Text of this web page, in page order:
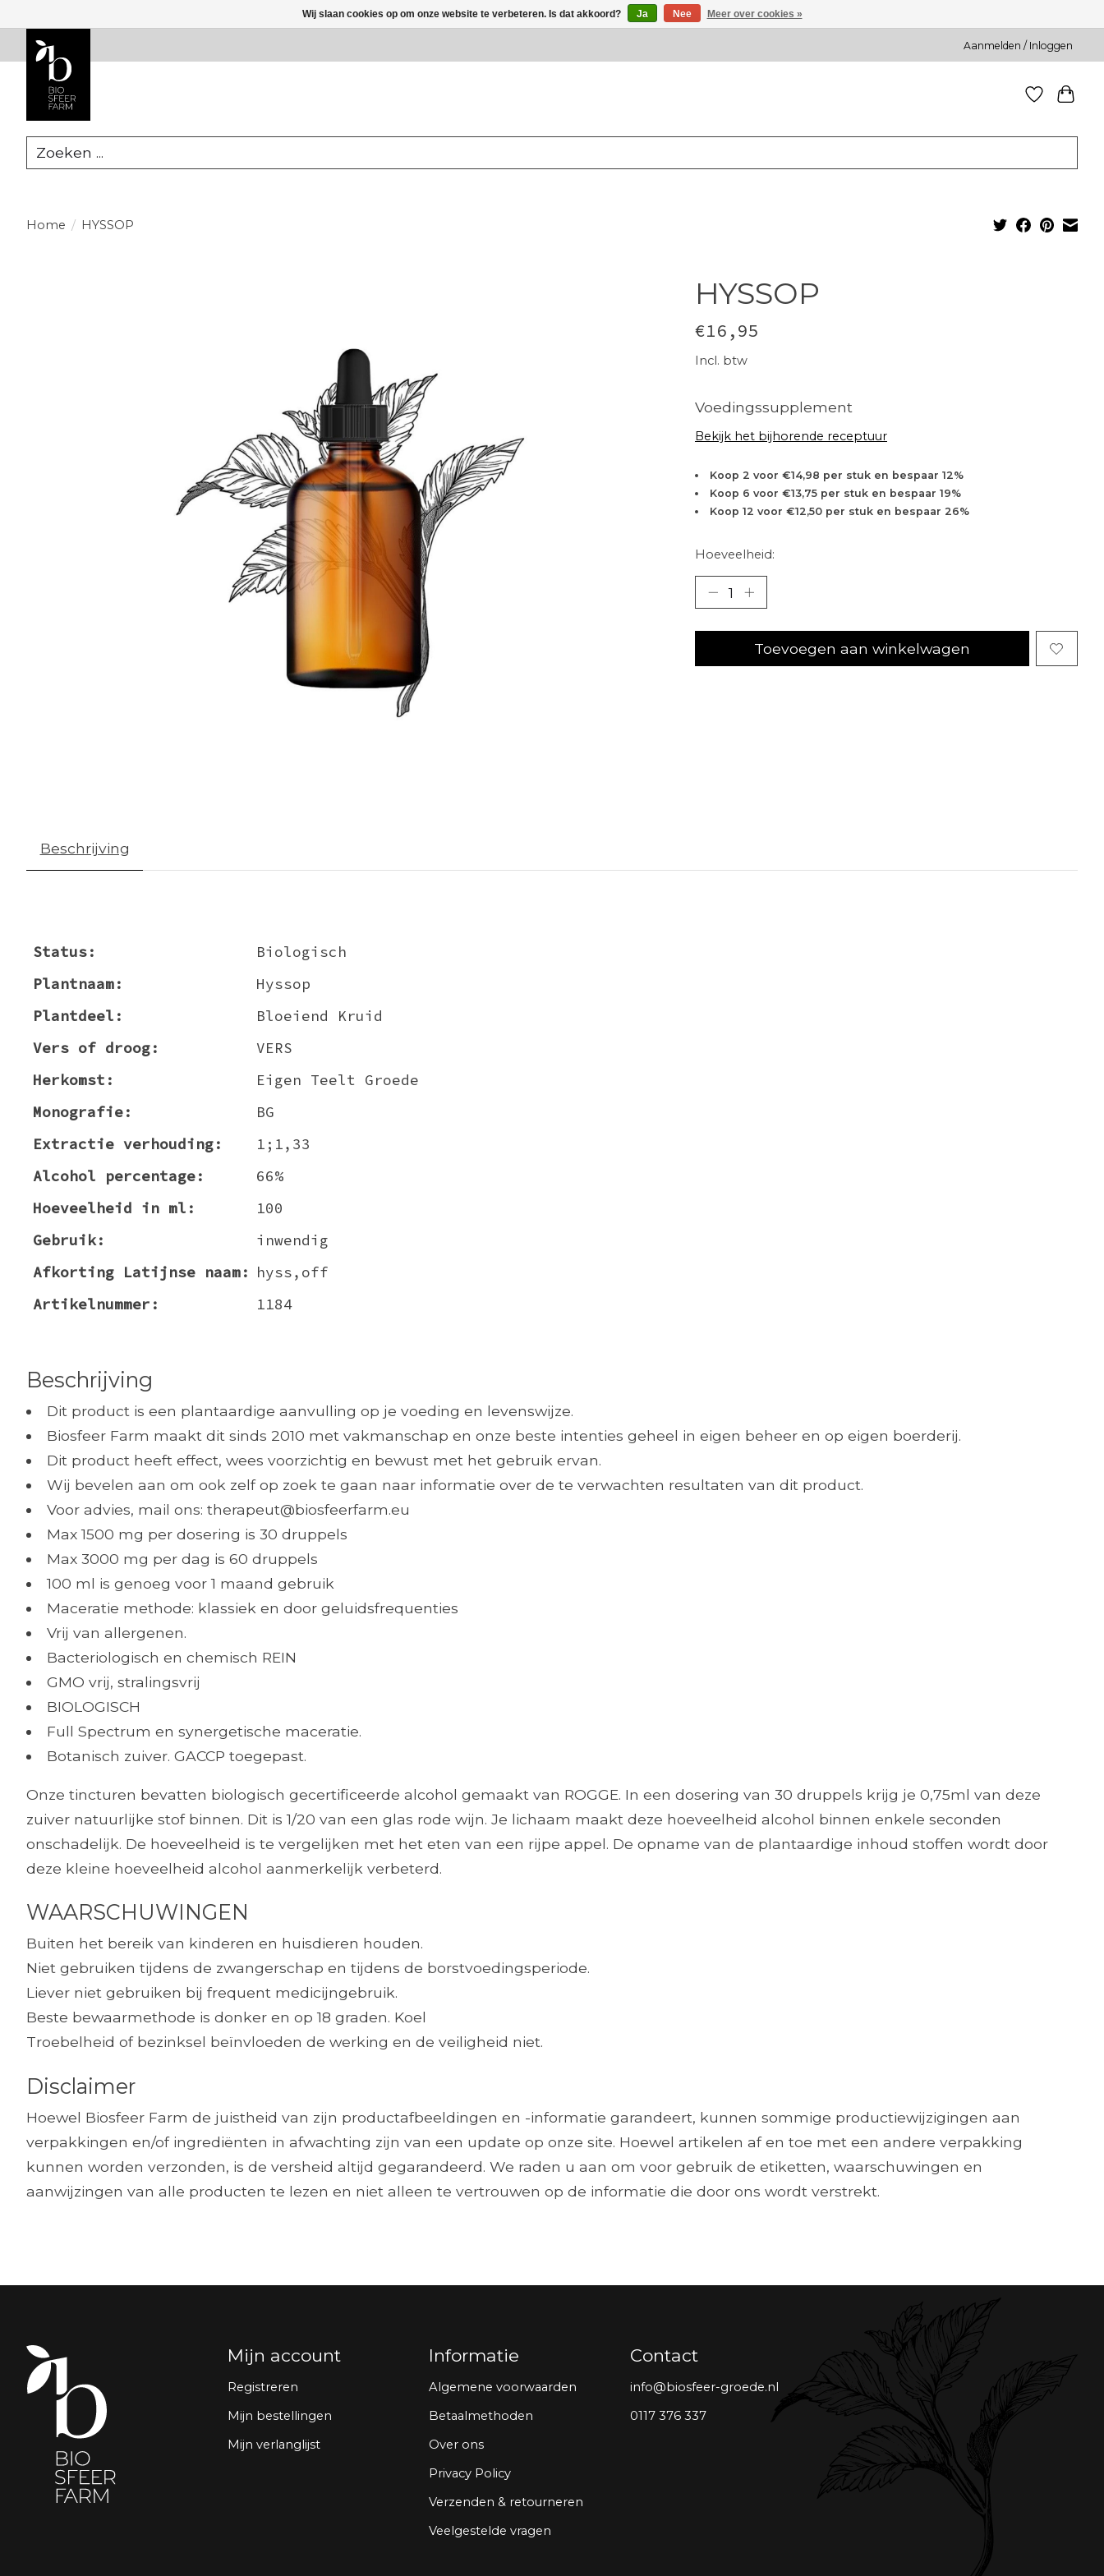
Aanmelden / Inloggen
Zoeken
Home / HYSSOP
HYSSOP
€16,95
Incl. btw
Voedingssupplement
Bekijk het bijhorende receptuur
Koop 2 voor €14,98 per stuk en bespaar 12%
Koop 6 voor €13,75 per stuk en bespaar 19%
Koop 12 voor €12,50 per stuk en bespaar 26%
Hoeveelheid:
Toevoegen aan winkelwagen
Beschrijving
Status:
Biologisch
Plantnaam:
Hyssop
Plantdeel:
Bloeiend Kruid
Vers of droog:
VERS
Herkomst:
Eigen Teelt Groede
Monografie:
BG
Extractie verhouding:
1;1,33
Alcohol percentage:
66%
Hoeveelheid in ml:
100
Gebruik:
inwendig
Afkorting Latijnse naam: hyss,off
Artikelnummer:
1184
Beschrijving
Dit product is een plantaardige aanvulling op je voeding en levenswijze.
Biosfeer Farm maakt dit sinds 2010 met vakmanschap en onze beste intenties geheel in eigen beheer en op eigen boerderij.
Dit product heeft effect, wees voorzichtig en bewust met het gebruik ervan.
Wij bevelen aan om ook zelf op zoek te gaan naar informatie over de te verwachten resultaten van dit product.
Voor advies, mail ons: therapeut@biosfeerfarm.eu
Max 1500 mg per dosering is 30 druppels
Max 3000 mg per dag is 60 druppels
100 ml is genoeg voor 1 maand gebruik
Maceratie methode: klassiek en door geluidsfrequenties
Vrij van allergenen.
Bacteriologisch en chemisch REIN
GMO vrij, stralingsvrij
BIOLOGISCH
Full Spectrum en synergetische maceratie.
Botanisch zuiver. GACCP toegepast.
Onze tincturen bevatten biologisch gecertificeerde alcohol gemaakt van ROGGE. In een dosering van 30 druppels krijg je 0,75ml van deze
zuiver natuurlijke stof binnen. Dit is 1/20 van een glas rode wijn. Je lichaam maakt deze hoeveelheid alcohol binnen enkele seconden
onschadelijk. De hoeveelheid is te vergelijken met het eten van een rijpe appel. De opname van de plantaardige inhoud stoffen wordt door
deze kleine hoeveelheid alcohol aanmerkelijk verbeterd.
WAARSCHUWINGEN
Buiten het bereik van kinderen en huisdieren houden.
Niet gebruiken tijdens de zwangerschap en tijdens de borstvoedingsperiode.
Liever niet gebruiken bij frequent medicijngebruik.
Beste bewaarmethode is donker en op 18 graden. Koel
Troebelheid of bezinksel beïnvloeden de werking en de veiligheid niet.
Disclaimer
Hoewel Biosfeer Farm de juistheid van zijn productafbeeldingen en -informatie garandeert, kunnen sommige productiewijzigingen aan
verpakkingen en/of ingrediënten in afwachting zijn van een update op onze site. Hoewel artikelen af ​​en toe met een andere verpakking
kunnen worden verzonden, is de versheid altijd gegarandeerd. We raden u aan om voor gebruik de etiketten, waarschuwingen en
aanwijzingen van alle producten te lezen en niet alleen te vertrouwen op de informatie die door ons wordt verstrekt.
Mijn account
Registreren
Mijn bestellingen
Mijn verlanglijst
Informatie
Algemene voorwaarden
Betaalmethoden
Over ons
Privacy Policy
Verzenden & retourneren
Veelgestelde vragen
Contact
info@biosfeer-groede.nl
0117 376 337
Wij slaan cookies op om onze website te verbeteren. Is dat akkoord? Ja Nee Meer over cookies »